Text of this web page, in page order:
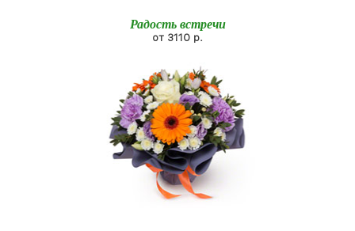
Радость встречи
от 3110 р.